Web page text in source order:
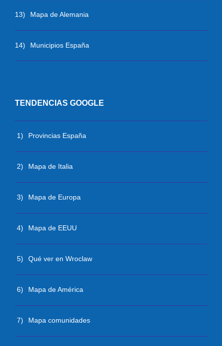
13) Mapa de Alemania
14) Municipios España
TENDENCIAS GOOGLE
1) Provincias España
2) Mapa de Italia
3) Mapa de Europa
4) Mapa de EEUU
5) Qué ver en Wroclaw
6) Mapa de América
7) Mapa comunidades